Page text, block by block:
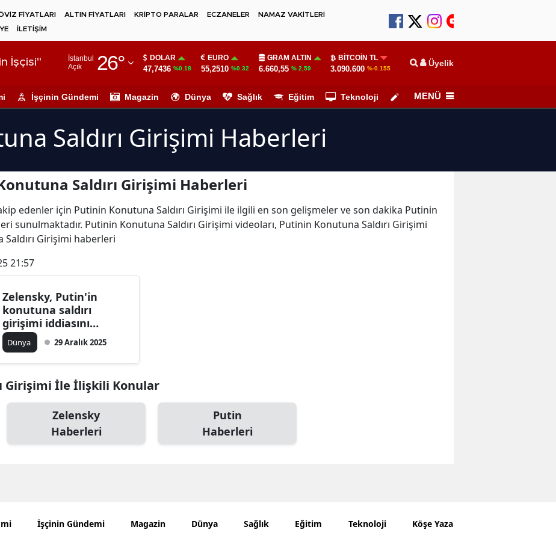
FİYATLARI ALTIN FİYATLARI KRİPTO PARALAR ECZANELER
NAMAZ VAKİTLERİ
İLETİŞİM
İşçisi"
İstanbul
Açık
26°
Adıyaman
Ağrı
Amasya
Antalya
Artvin
Aydın
Bingöl
Burdur
Bursa
Çanakkale
Diyarbakır
DOLAR
47,7436 %0.18
EURO
55,2510 %0.32
GRAM ALTIN
6.660,55 % 2,59
BITCOIN TL
3.090.600 %-0.155 Üyelik
İşçinin Gündemi Magazin Dünya Sağlık Eğitim Teknoloji Köşe Yazarları
MENÜ
Saldırı Girişimi Haberleri
Saldırı Girişimi Haberleri
edenler için Putinin Konutuna Saldırı Girişimi ile ilgili en son gelişmeler ve son dakika Putinin
sunulmaktadır. Putinin Konutuna Saldırı Girişimi videoları, Putinin Konutuna Saldırı Girişimi
Girişimi haberleri
21:57
Zelensky, Putin'in
konutuna saldırı
girişimi iddiasını
yalanladı
Dünya 29 Aralık 2025
Girişimi İle İlişkili Konular
Zelensky
Haberleri
Putin
Haberleri
İşçinin Gündemi Magazin Dünya Sağlık Eğitim Teknoloji Köşe Yazarları